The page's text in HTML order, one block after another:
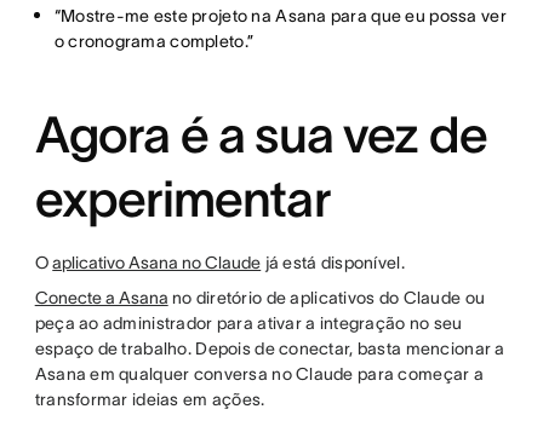
“Mostre-me este projeto na Asana para que eu possa ver
o cronograma completo.”
Agora é a sua vez de
experimentar
Oaplicativo Asana no Claude já está disponível.
Conecte a Asana no diretório de aplicativos do Claude ou
peça ao administrador para ativar a integração no seu
espaço de trabalho. Depois de conectar, basta mencionar a
Asana em qualquer conversa no Claude para começar a
transformar ideias em ações.